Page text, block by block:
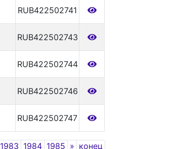
RUB422502741
RUB422502743
RUB422502744
RUB422502746
RUB422502747
1983 1984 1985 »Next
конец